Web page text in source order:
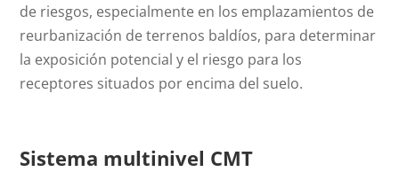
de riesgos, especialmente en los emplazamientos de
reurbanización de terrenos baldíos, para determinar
la exposición potencial y el riesgo para los
receptores situados por encima del suelo.
Sistema multinivel CMT